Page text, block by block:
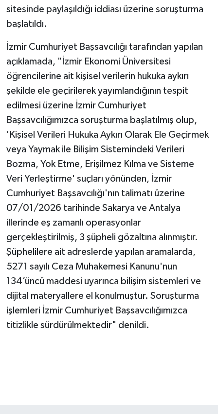
sitesinde paylaşıldığı iddiası üzerine soruşturma
başlatıldı.
İzmir Cumhuriyet Başsavcılığı tarafından yapılan
açıklamada, "İzmir Ekonomi Üniversitesi
öğrencilerine ait kişisel verilerin hukuka aykırı
şekilde ele geçirilerek yayımlandığının tespit
edilmesi üzerine İzmir Cumhuriyet
Başsavcılığımızca soruşturma başlatılmış olup,
'Kişisel Verileri Hukuka Aykırı Olarak Ele Geçirmek
veya Yaymak ile Bilişim Sistemindeki Verileri
Bozma, Yok Etme, Erişilmez Kılma ve Sisteme
Veri Yerleştirme' suçları yönünden, İzmir
Cumhuriyet Başsavcılığı'nın talimatı üzerine
07/01/2026 tarihinde Sakarya ve Antalya
illerinde eş zamanlı operasyonlar
gerçekleştirilmiş, 3 şüpheli gözaltına alınmıştır.
Şüphelilere ait adreslerde yapılan aramalarda,
5271 sayılı Ceza Muhakemesi Kanunu'nun
134’üncü maddesi uyarınca bilişim sistemleri ve
dijital materyallere el konulmuştur. Soruşturma
işlemleri İzmir Cumhuriyet Başsavcılığımızca
titizlikle sürdürülmektedir" denildi.